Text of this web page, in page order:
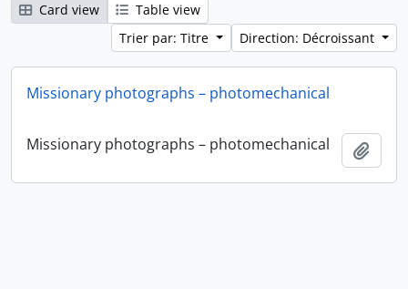
Card view
Table view
Trier par: Titre
Direction: Décroissant
Missionary photographs – photomechanical
Missionary photographs – photomechanical